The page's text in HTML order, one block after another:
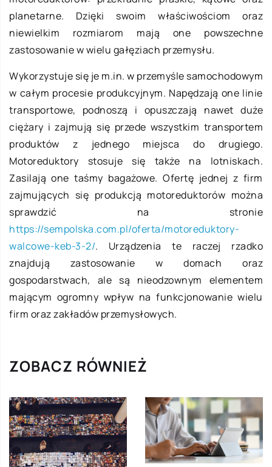
planetarne. Dzięki swoim właściwościom oraz
niewielkim rozmiarom mają one powszechne
zastosowanie w wielu gałęziach przemysłu.
Wykorzystuje się je m.in. w przemyśle samochodowym
w całym procesie produkcyjnym. Napędzają one linie
transportowe, podnoszą i opuszczają nawet duże
ciężary i zajmują się przede wszystkim transportem
produktów z jednego miejsca do drugiego.
Motoreduktory stosuje się także na lotniskach.
Zasilają one taśmy bagażowe. Ofertę jednej z firm
zajmujących się produkcją motoreduktorów można
sprawdzić na stronie
https://sempolska.com.pl/oferta/motoreduktory-
walcowe-keb-3-2/. Urządzenia te raczej rzadko
znajdują zastosowanie w domach oraz
gospodarstwach, ale są nieodzownym elementem
mającym ogromny wpływ na funkcjonowanie wielu
firm oraz zakładów przemysłowych.
ZOBACZ RÓWNIEŻ